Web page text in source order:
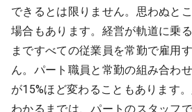
できるとは限りません。思わぬと
場合もあります。経営が軌道に乗
まですべての従業員を常勤で雇用
ん。パート職員と常勤の組み合わ
が15%ほど変わることもあります
わかるまでは、パートのスタッフ